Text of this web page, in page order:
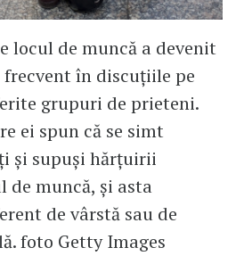
locul de muncă a devenit
în discuțiile pe
grupuri de prieteni.
ei spun că se simt
și supuși hărțuirii
de muncă, și asta
de vârstă sau de
foto Getty Images